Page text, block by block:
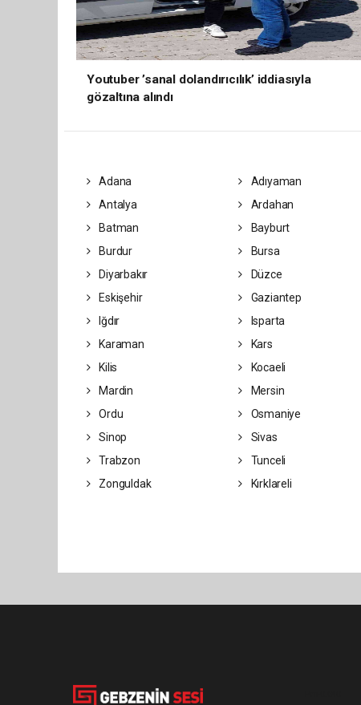
Youtuber ’sanal dolandırıcılık’ iddiasıyla
gözaltına alındı
Adana Adıyaman
Antalya
Ardahan
Batman
Bayburt
Burdur
Bursa
Diyarbakır
Düzce
Eskişehir
Gaziantep
Iğdır
Isparta
Karaman
Kars
Kilis
Kocaeli
Mardin
Mersin
Ordu
Osmaniye
Sinop
Sivas
Trabzon
Tunceli
Zonguldak
Kırklareli